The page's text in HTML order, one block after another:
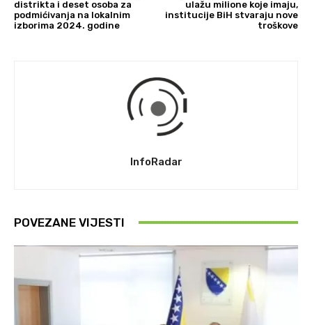
distrikta i deset osoba za
podmićivanja na lokalnim
izborima 2024. godine
ulažu milione koje imaju,
institucije BiH stvaraju nove
troškove
InfoRadar
POVEZANE VIJESTI